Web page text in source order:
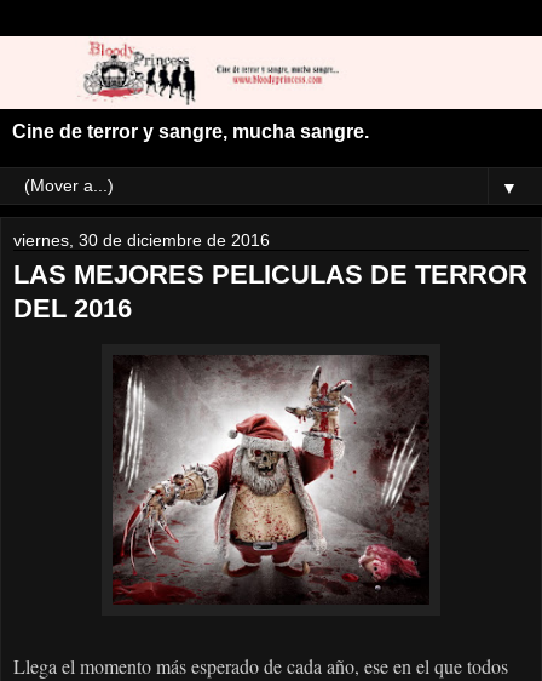
Cine de terror y sangre, mucha sangre.
▼
viernes, 30 de diciembre de 2016
LAS MEJORES PELICULAS DE TERROR
DEL 2016
Llega el momento más esperado de cada año, ese en el que todos